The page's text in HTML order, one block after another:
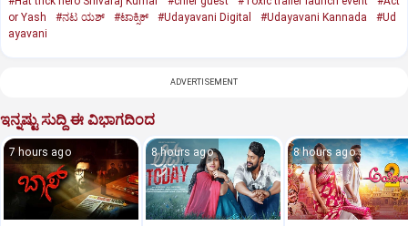
or Yash
#ನಟ ಯಶ್‌ #ಟಾಕ್ಸಿಕ್‌ #Udayavani Digital #Udayavani Kannada
#Ud
ayavani
ADVERTISEMENT
ಇನ್ನಷ್ಟು ಸುದ್ದಿ ಈ ವಿಭಾಗದಿಂದ
7 hours ago 8 hours ago 8 hours ago